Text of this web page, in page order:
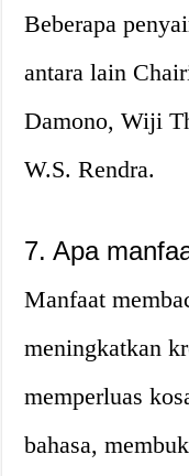
Beberapa
antara lain
Damono, Wiji
W.S. Rendra.
7. Apa
Manfaat
meningkatkan
memperluas
bahasa,